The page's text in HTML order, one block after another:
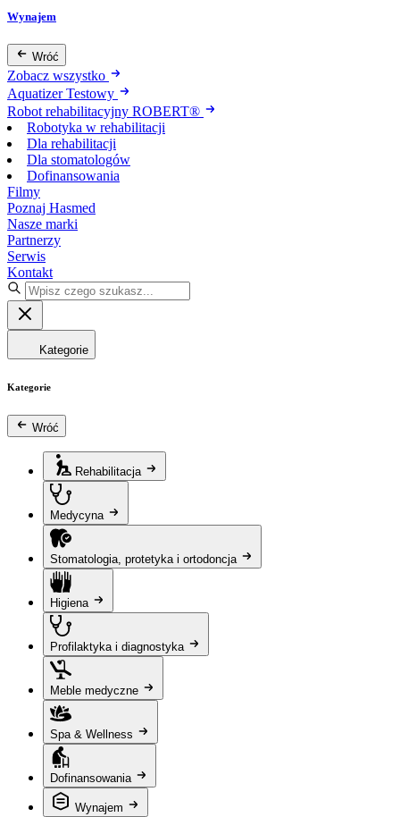
Wynajem
Wróć
Zobacz wszystko
Aquatizer Testowy
Robot rehabilitacyjny ROBERT®
Robotyka w rehabilitacji
Dla rehabilitacji
Dla stomatologów
Dofinansowania
Filmy
Poznaj Hasmed
Nasze marki
Partnerzy
Serwis
Kontakt
Kategorie
Kategorie
Wróć
Rehabilitacja
Medycyna
Stomatologia, protetyka i ortodoncja
Higiena
Profilaktyka i diagnostyka
Meble medyczne
Spa & Wellness
Dofinansowania
Wynajem